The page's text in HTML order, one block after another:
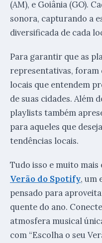
(AM), e Goiânia (GO).
sonora, capturando a
diversificada de cada
Para garantir que as
representativas,
locais que entendem
de suas cidades. Além
playlists também
para aqueles que
tendências locais.
Tudo isso e muito mais
Verão do Spotify, um
pensado para
quente do ano.
atmosfera musical
com “Escolha o seu